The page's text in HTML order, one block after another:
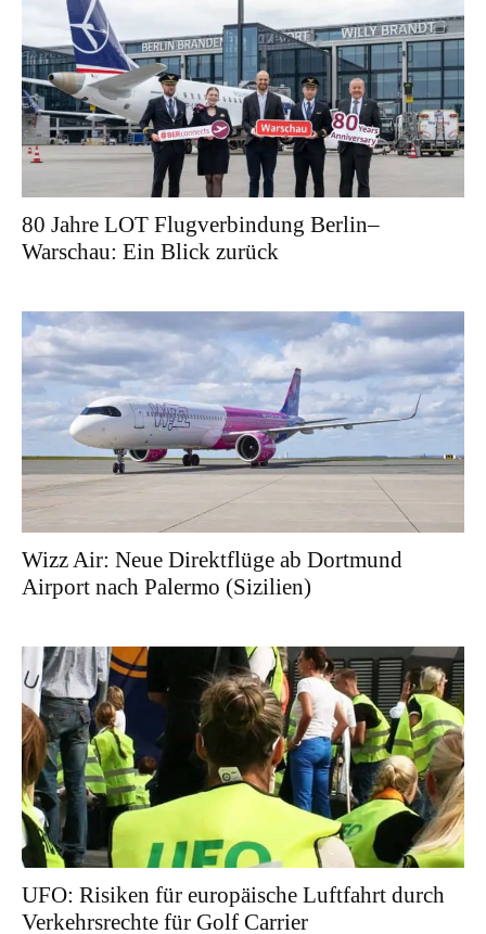
80 Jahre LOT Flugverbindung Berlin–
Warschau: Ein Blick zurück
Wizz Air: Neue Direktflüge ab Dortmund
Airport nach Palermo (Sizilien)
UFO: Risiken für europäische Luftfahrt durch
Verkehrsrechte für Golf Carrier